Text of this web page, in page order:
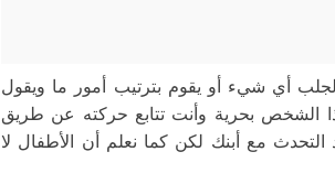
أي شيء أو يقوم بترتيب أمور ما ويقول
الشخص بحرية وأنت تتابع حركته عن طريق
مع أبنك لكن كما نعلم أن الأطفال لا